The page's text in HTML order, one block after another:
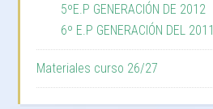
5ºE.P GENERACIÓN DE 2012
6º E.P GENERACIÓN DEL 2011
Materiales curso 26/27